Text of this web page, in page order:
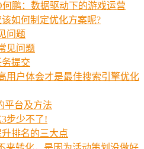
何鹏：数据驱动下的游戏运营
如何制定优化方案呢?
问题
见问题
提交
用户体会才是最佳搜索引擎优化
平台及方法
步少不了!
排名的三大点